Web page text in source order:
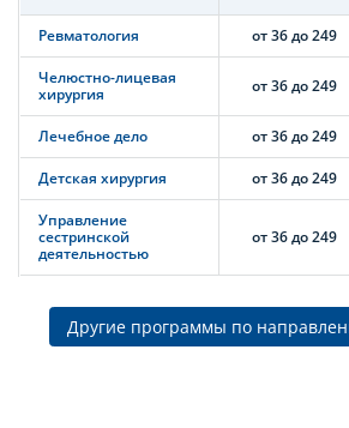
Ревматология от 36 до 249
Челюстно-лицевая
хирургия
от 36 до 249
Лечебное дело от 36 до 249
Детская хирургия от 36 до 249
Управление
сестринской
деятельностью
от 36 до 249
Другие программы по